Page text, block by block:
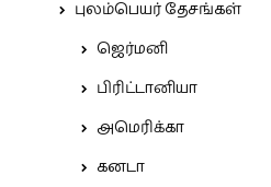
புலம்பெயர் தேசங்கள்
ஜெர்மனி
பிரிட்டானியா
அமெரிக்கா
கனடா